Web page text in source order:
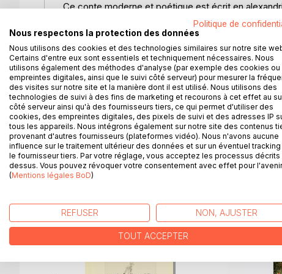
Ce conte moderne et poétique est écrit en
et l'oiseau se changer en humain. Au cours de
entre ciel et mer, un récit illustrant le combat sans
vent, le ciel, le sable et la mer, l'homme-oiseau
retrouver la liberté, nous entraine dans un songe
découverte insolite en lien avec le passé de ce
passions.
Métaphore marine et sablonneuse, un récit-
dix doigts de sel marin...
D’AUTRES TITRES À
Politique de
Nous respectons la protection des données
Nous utilisons des cookies et des technologies similaires sur notre site
Certains d'entre eux sont essentiels et techniquement nécessaires. Nous
utilisons également des méthodes d'analyse (par exemple des cookies ou
empreintes digitales, ainsi que le suivi côté serveur) pour mesurer la
des visites sur notre site et la manière dont il est utilisé. Nous utilisons des
technologies de suivi à des fins de marketing et recourons à cet effet au
côté serveur ainsi qu'à des fournisseurs tiers, ce qui permet d'utiliser des
cookies, des empreintes digitales, des pixels de suivi et des adresses IP
tous les appareils. Nous intégrons également sur notre site des contenus
provenant d'autres fournisseurs (plateformes vidéo). Nous n'avons aucune
influence sur le traitement ultérieur des données et sur un éventuel tracking
le fournisseur tiers. Par votre réglage, vous acceptez les processus décrits
dessus. Vous pouvez révoquer votre consentement avec effet pour
(Mentions légales BoD)
REFUSER NON, AJUSTER
TOUT ACCEPTER